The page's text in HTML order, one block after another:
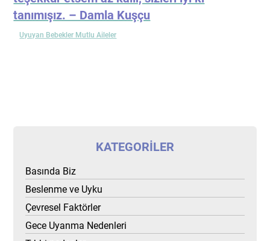
tanımışız. – Damla Kuşçu
Uyuyan Bebekler Mutlu Aileler
KATEGORILER
Basında Biz
Beslenme ve Uyku
Çevresel Faktörler
Gece Uyanma Nedenleri